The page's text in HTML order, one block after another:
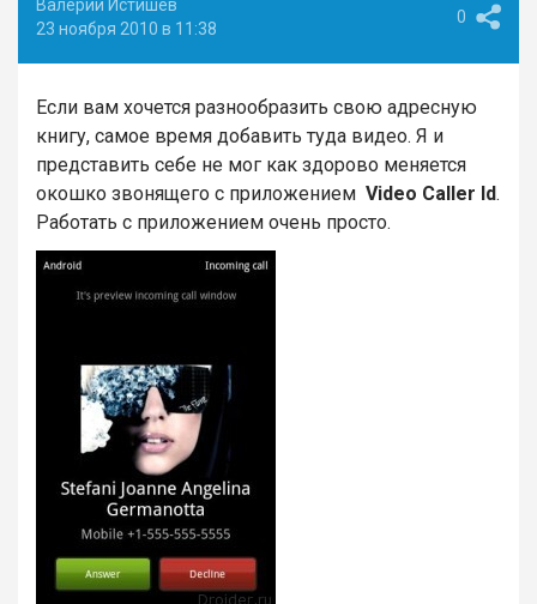
Валерий Истишев
23 ноября 2010 в 11:38
0
Если вам хочется разнообразить свою адресную
книгу, самое время добавить туда видео. Я и
представить себе не мог как здорово меняется
окошко звонящего с приложением Video Caller Id.
Работать с приложением очень просто.